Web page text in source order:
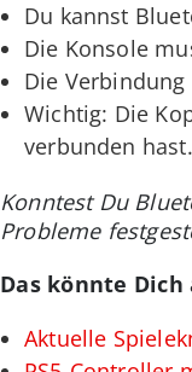
Du kannst
Die Konsole
Die
Wichtig: Die
verbunden hast.
Konntest Du
Probleme
Das könnte
Aktuelle